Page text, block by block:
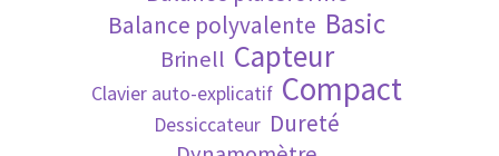
Politique en matière de remboursements et
Recherche avancée
Balance polyvalente Basic
Brinell Capteur
Clavier auto-explicatif Compact
Dessiccateur Dureté